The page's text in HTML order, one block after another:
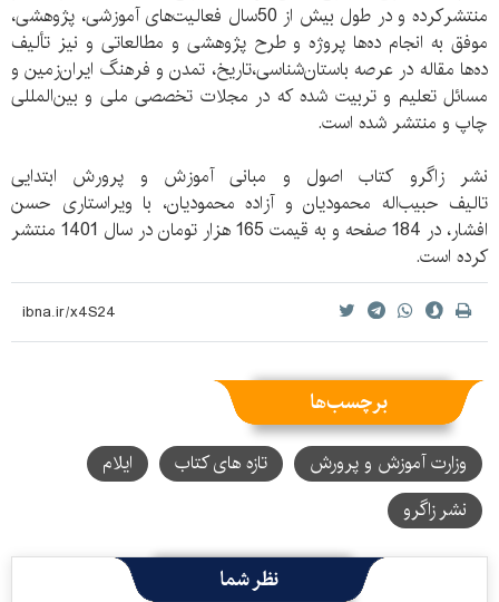
منتشرکرده و در طول بیش از 50سال فعالیت‌های آموزشی، پژوهشی،
موفق به انجام ده‌ها پروژه و طرح پژوهشی و مطالعاتی و نیز تألیف
ده‌ها مقاله در عرصه باستان‌شناسی،تاریخ، تمدن و فرهنگ ایران‌زمین و
مسائل تعلیم و تربیت شده که در مجلات تخصصی ملی و بین‌المللی
چاپ و منتشر شده است.
نشر زاگرو کتاب اصول و مبانی آموزش و پرورش ابتدایی
تالیف حبیب‌اله محمودیان و آزاده محمودیان، ‏‫با ویراستاری حسن
افشار، در 184 صفحه و به ‏قیمت ‫165 هزار تومان در سال 1401 منتشر
کرده است.
برچسب‌ها
وزارت آموزش و پرورش تازه های کتاب
ایلام
نشر زاگرو
نظر شما